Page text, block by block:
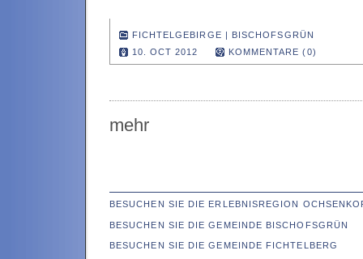
FICHTELGEBIRGE
BISCHOFSGRÜN
10. OCT 2012
KOMMENTARE (0)
mehr
BESUCHEN SIE DIE ERLEBNISREGION
BESUCHEN SIE DIE GEMEINDE BISCHOFSGRÜN
BESUCHEN SIE DIE GEMEINDE FICHTELBERG